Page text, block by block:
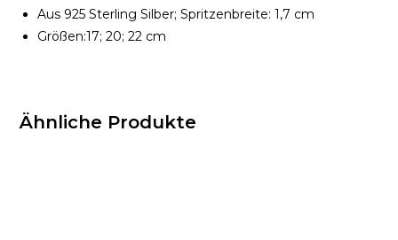
Aus 925 Sterling Silber; Spritzenbreite: 1,7 cm
Größen:17; 20; 22 cm
Ähnliche Produkte